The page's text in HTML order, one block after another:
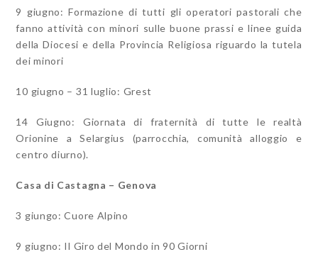
9 giugno: Formazione di tutti gli operatori pastorali che
fanno attività con minori sulle buone prassi e linee guida
della Diocesi e della Provincia Religiosa riguardo la tutela
dei minori
10 giugno – 31 luglio: Grest
14 Giugno: Giornata di fraternità di tutte le realtà
Orionine a Selargius (parrocchia, comunità alloggio e
centro diurno).
Casa di Castagna – Genova
3 giungo: Cuore Alpino
9 giugno: Il Giro del Mondo in 90 Giorni